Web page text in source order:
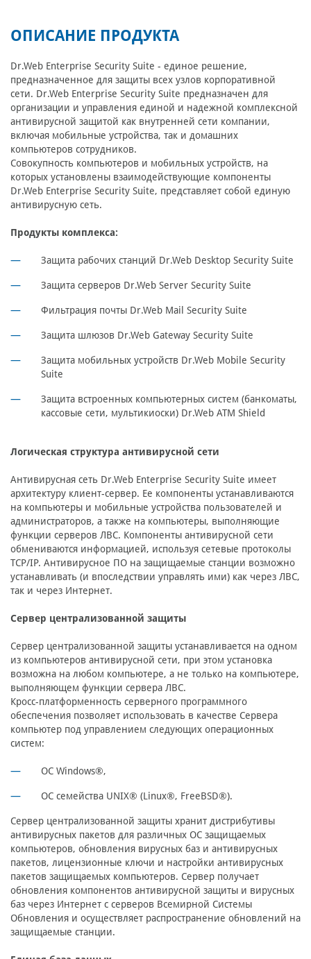
ОПИСАНИЕ ПРОДУКТА
Dr.Web Enterprise Security Suite - единое решение,
предназначенное для защиты всех узлов корпоративной
сети. Dr.Web Enterprise Security Suite предназначен для
организации и управления единой и надежной комплексной
антивирусной защитой как внутренней сети компании,
включая мобильные устройства, так и домашних
компьютеров сотрудников.
Совокупность компьютеров и мобильных устройств, на
которых установлены взаимодействующие компоненты
Dr.Web Enterprise Security Suite, представляет собой единую
антивирусную сеть.
Продукты комплекса:
Защита рабочих станций Dr.Web Desktop Security Suite
Защита серверов Dr.Web Server Security Suite
Фильтрация почты Dr.Web Mail Security Suite
Защита шлюзов Dr.Web Gateway Security Suite
Защита мобильных устройств Dr.Web Mobile Security
Suite
Защита встроенных компьютерных систем (банкоматы,
кассовые сети, мультикиоски) Dr.Web ATM Shield
Логическая структура антивирусной сети
Антивирусная сеть Dr.Web Enterprise Security Suite имеет
архитектуру клиент-сервер. Ее компоненты устанавливаются
на компьютеры и мобильные устройства пользователей и
администраторов, а также на компьютеры, выполняющие
функции серверов ЛВС. Компоненты антивирусной сети
обмениваются информацией, используя сетевые протоколы
TCP/IP. Антивирусное ПО на защищаемые станции возможно
устанавливать (и впоследствии управлять ими) как через ЛВС,
так и через Интернет.
Сервер централизованной защиты
Сервер централизованной защиты устанавливается на одном
из компьютеров антивирусной сети, при этом установка
возможна на любом компьютере, а не только на компьютере,
выполняющем функции сервера ЛВС.
Кросc-платформенность серверного программного
обеспечения позволяет использовать в качестве Сервера
компьютер под управлением следующих операционных
систем:
ОС Windows®,
ОС семейства UNIX® (Linux®, FreeBSD®).
Сервер централизованной защиты хранит дистрибутивы
антивирусных пакетов для различных ОС защищаемых
компьютеров, обновления вирусных баз и антивирусных
пакетов, лицензионные ключи и настройки антивирусных
пакетов защищаемых компьютеров. Сервер получает
обновления компонентов антивирусной защиты и вирусных
баз через Интернет с серверов Всемирной Системы
Обновления и осуществляет распространение обновлений на
защищаемые станции.